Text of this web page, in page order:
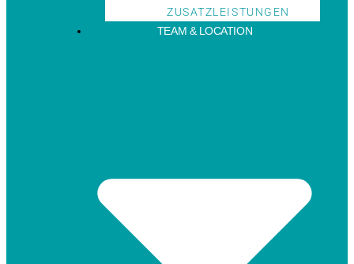
ZUSATZLEISTUNGEN
TEAM & LOCATION